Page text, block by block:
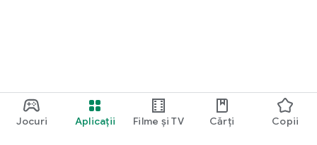
Jocuri Aplicații Filme și TV Cărți Copii